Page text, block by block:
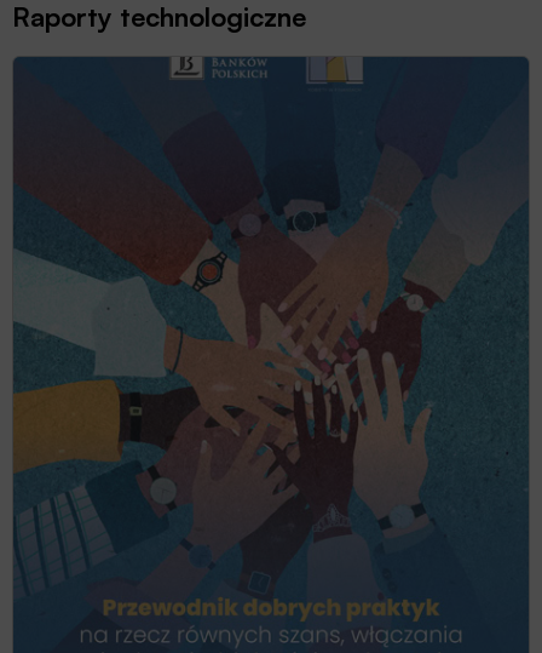
Raporty technologiczne